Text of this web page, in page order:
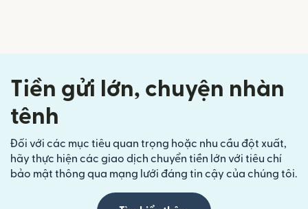
Tiền gửi lớn, chuyện nhàn
tênh
Đối với các mục tiêu quan trọng hoặc nhu cầu đột xuất,
hãy thực hiện các giao dịch chuyển tiền lớn với tiêu chí
bảo mật thông qua mạng lưới đáng tin cậy của chúng tôi.